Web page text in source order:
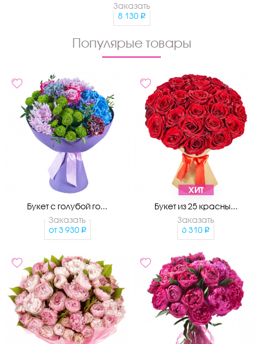
Заказать
8 130
Популярые товары
Букет с голубой го...
Заказать
от 3 930
ХИТ
Букет из 25 красны...
Заказать
6 310